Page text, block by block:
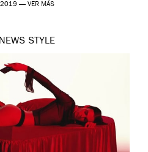
— VER MÁS
NEWS STYLE